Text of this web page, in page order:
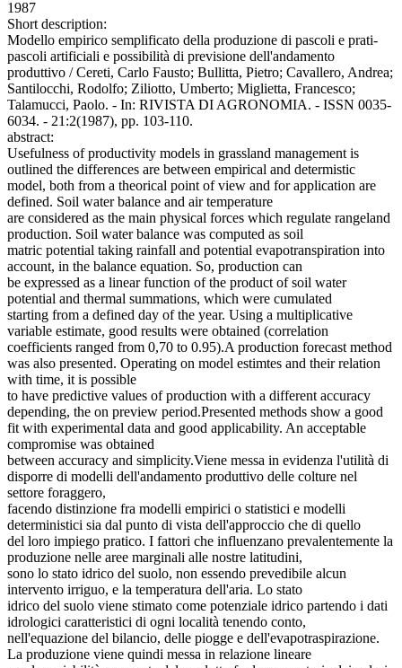
1987
Short description:
Modello empirico semplificato della produzione di pascoli e prati-
pascoli artificiali e possibilità di previsione dell'andamento
produttivo / Cereti, Carlo Fausto; Bullitta, Pietro; Cavallero, Andrea;
Santilocchi, Rodolfo; Ziliotto, Umberto; Miglietta, Francesco;
Talamucci, Paolo. - In: RIVISTA DI AGRONOMIA. - ISSN 0035-
6034. - 21:2(1987), pp. 103-110.
abstract:
Usefulness of productivity models in grassland management is
outlined the differences are between empirical and determistic
model, both from a theorical point of view and for application are
defined. Soil water balance and air temperature
are considered as the main physical forces which regulate rangeland
production. Soil water balance was computed as soil
matric potential taking rainfall and potential evapotranspiration into
account, in the balance equation. So, production can
be expressed as a linear function of the product of soil water
potential and thermal summations, which were cumulated
starting from a defined day of the year. Using a multiplicative
variable estimate, good results were obtained (correlation
coefficients ranged from 0,70 to 0.95).A production forecast method
was also presented. Operating on model estimtes and their relation
with time, it is possible
to have predictive values of production with a different accuracy
depending, the on preview period.Presented methods show a good
fit with experimental data and good applicability. An acceptable
compromise was obtained
between accuracy and simplicity.Viene messa in evidenza l'utilità di
disporre di modelli dell'andamento produttivo delle colture nel
settore foraggero,
facendo distinzione fra modelli empirici o statistici e modelli
deterministici sia dal punto di vista dell'approccio che di quello
del loro impiego pratico. I fattori che influenzano prevalentemente la
produzione nelle aree marginali alle nostre latitudini,
sono lo stato idrico del suolo, non essendo prevedibile alcun
intervento irriguo, e la temperatura dell'aria. Lo stato
idrico del suolo viene stimato come potenziale idrico partendo i dati
idrologici caratteristici di ogni località tenendo conto,
nell'equazione del bilancio, delle piogge e dell'evapotraspirazione.
La produzione viene quindi messa in relazione lineare